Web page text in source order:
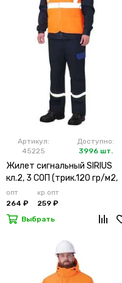
Артикул:
45225
Доступно:
3996 шт.
Жилет сигнальный SIRIUS
кл.2, 3 СОП (трик.120 гр/м2,
карманы) оранжевый
опт
264 ₽
кр.опт
259 ₽
Выбрать